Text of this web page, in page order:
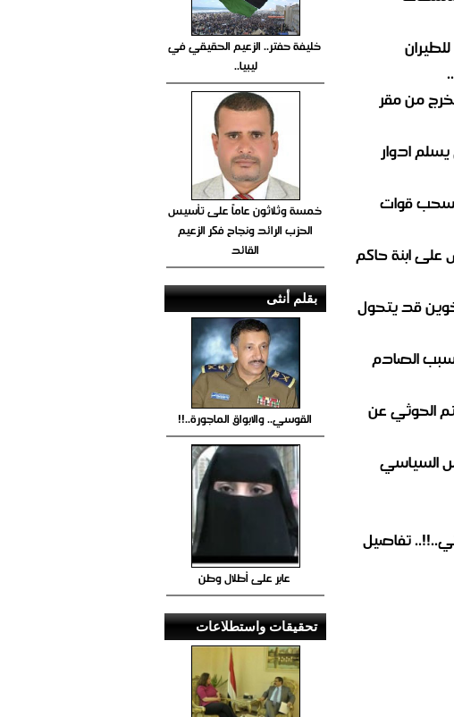
من مقر
ادوار
قوات
ابنة حاكم
قد يتحول
الصادم
الحوثي عن
السياسي
تفاصيل
خليفة حفتر.. الزعيم الحقيقي في
ليبيا..
خمسة وثلاثون عاماً على تأسيس
الحزب الرائد ونجاح فكر الزعيم
القائد
بقلم أنثى
القوسي.. والابواق الماجورة..!!
عابر على أطلال وطن
تحقيقات واستطلاعات